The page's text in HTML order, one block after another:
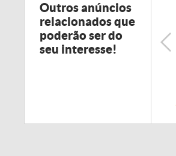
Outros anúncios
relacionados que
poderão ser do
seu interesse!